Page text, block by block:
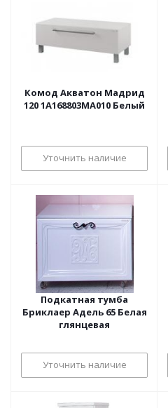
Комод Акватон Мадрид
120 1A168803MA010 Белый
Уточнить наличие
Подкатная тумба
Бриклаер Адель 65 Белая
глянцевая
Уточнить наличие